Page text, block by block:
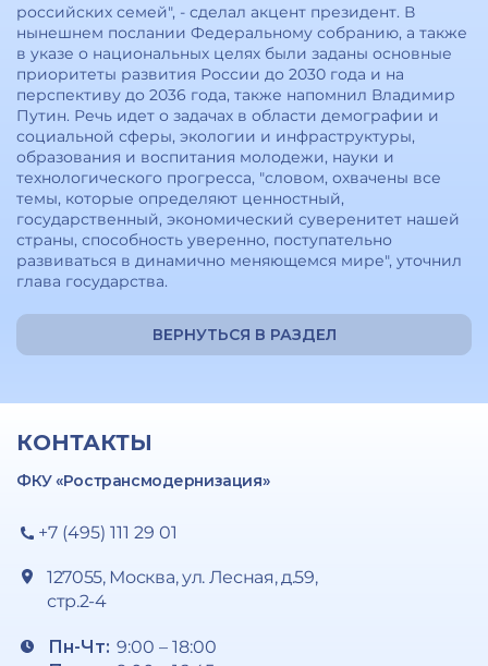
российских семей", - сделал акцент президент. В
нынешнем послании Федеральному собранию, а также
в указе о национальных целях были заданы основные
приоритеты развития России до 2030 года и на
перспективу до 2036 года, также напомнил Владимир
Путин. Речь идет о задачах в области демографии и
социальной сферы, экологии и инфраструктуры,
образования и воспитания молодежи, науки и
технологического прогресса, "словом, охвачены все
темы, которые определяют ценностный,
государственный, экономический суверенитет нашей
страны, способность уверенно, поступательно
развиваться в динамично меняющемся мире", уточнил
глава государства.
ВЕРНУТЬСЯ В РАЗДЕЛ
КОНТАКТЫ
ФКУ «Ространсмодернизация»
+7 (495) 111 29 01
127055, Москва, ул. Лесная, д.59,
стр.2-4
Пн-Чт: 9:00 – 18:00